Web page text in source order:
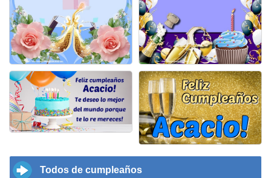
Todos de cumpleaños